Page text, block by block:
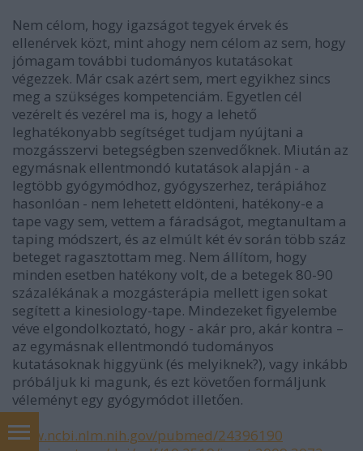
Nem célom, hogy igazságot tegyek érvek és
ellenérvek közt, mint ahogy nem célom az sem, hogy
jómagam további tudományos kutatásokat
végezzek. Már csak azért sem, mert egyikhez sincs
meg a szükséges kompetenciám. Egyetlen cél
vezérelt és vezérel ma is, hogy a lehető
leghatékonyabb segítséget tudjam nyújtani a
mozgásszervi betegségben szenvedőknek. Miután az
egymásnak ellentmondó kutatások alapján - a
legtöbb gyógymódhoz, gyógyszerhez, terápiához
hasonlóan - nem lehetett eldönteni, hatékony-e a
tape vagy sem, vettem a fáradságot, megtanultam a
taping módszert, és az elmúlt két év során több száz
beteget ragasztottam meg. Nem állítom, hogy
minden esetben hatékony volt, de a betegek 80-90
százalékának a mozgásterápia mellett igen sokat
segített a kinesiology-tape. Mindezeket figyelembe
véve elgondolkoztató, hogy - akár pro, akár kontra –
az egymásnak ellentmondó tudományos
kutatásoknak higgyünk (és melyiknek?), vagy inkább
próbáljuk ki magunk, és ezt követően formáljunk
véleményt egy gyógymódot illetően.
www.ncbi.nlm.nih.gov/pubmed/24396190